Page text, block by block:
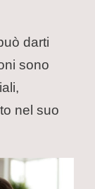
darti
sono
nel suo